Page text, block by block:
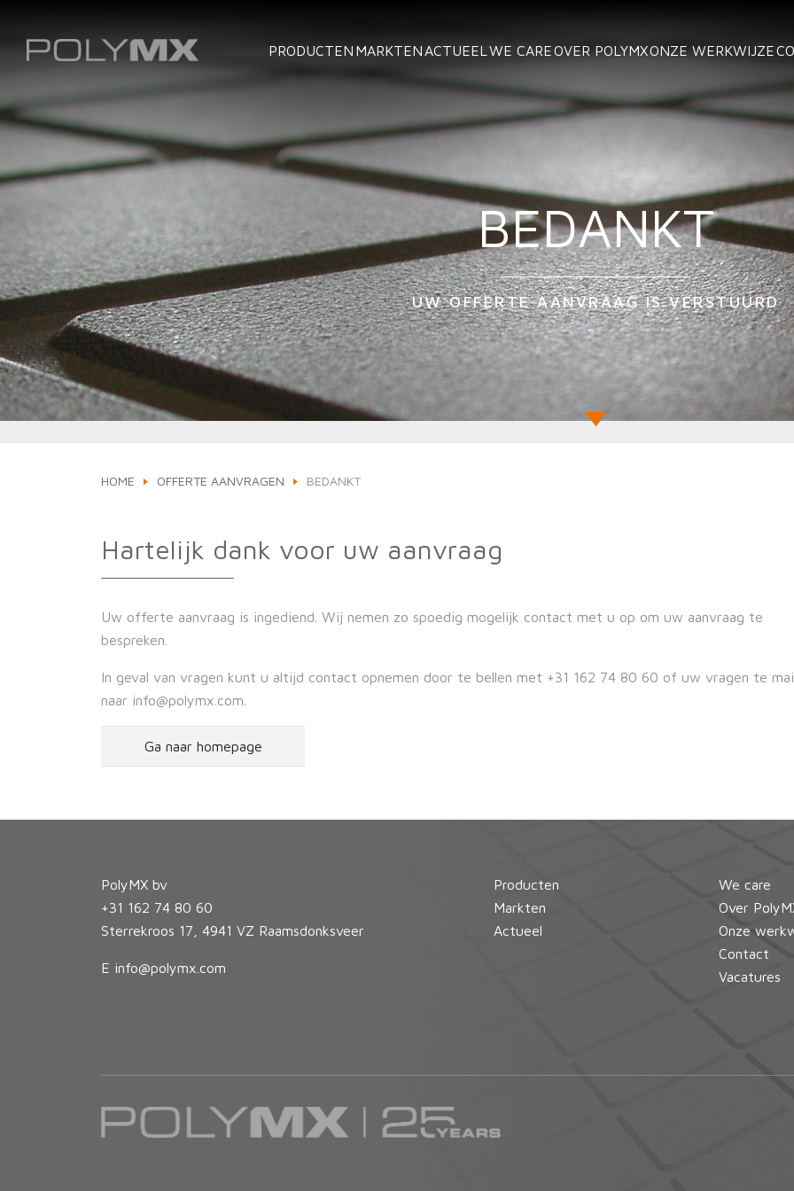
PRODUCTEN MARKTEN ACTUEEL WE CAREOVER POLYMXONZE WERKWIJZE
BEDANKT
UW OFFERTE AANVRAAG IS VERSTUURD
HOME OFFERTE AANVRAGEN BEDANKT
Hartelijk dank voor uw aanvraag
Uw offerte aanvraag is ingediend. Wij nemen zo spoedig mogelijk contact met u op om uw aanvraag te
bespreken.
In geval van vragen kunt u altijd contact opnemen door te bellen met +31 162 74 80 60 of uw vragen te
naar info@polymx.com
Ga naar homepage
PolyMX bv
+31 162 74 80 60
Sterrekroos 17, 4941 VZ Raamsdonksveer
E info@polymx.com
Producten
Markten
Actueel
We care
Over
Onze
Contact
Vacatures